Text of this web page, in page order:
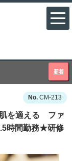
新着
CM-213
肌を適える ファ
時間勤務★研修